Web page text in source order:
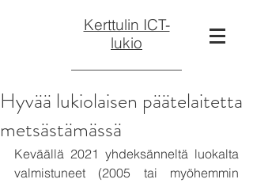
Kerttulin ICT-
lukio
Hyvää lukiolaisen päätelaitetta
metsästämässä
Keväällä 2021 yhdeksänneltä luokalta
valmistuneet (2005 tai myöhemmin